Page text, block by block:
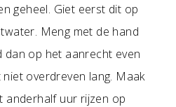
geheel. Giet eerst dit op
Meng met de hand
dan op het aanrecht even
overdreven lang. Maak
anderhalf uur rijzen op